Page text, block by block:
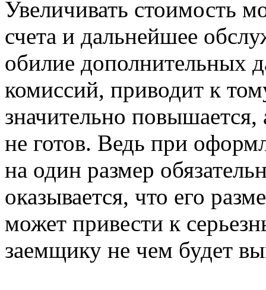
Увеличивать стоимость
счета и дальнейшее
обилие дополнительных
комиссий, приводит к
значительно
не готов. Ведь при
на один размер
оказывается, что его
может привести к
заемщику не чем будет